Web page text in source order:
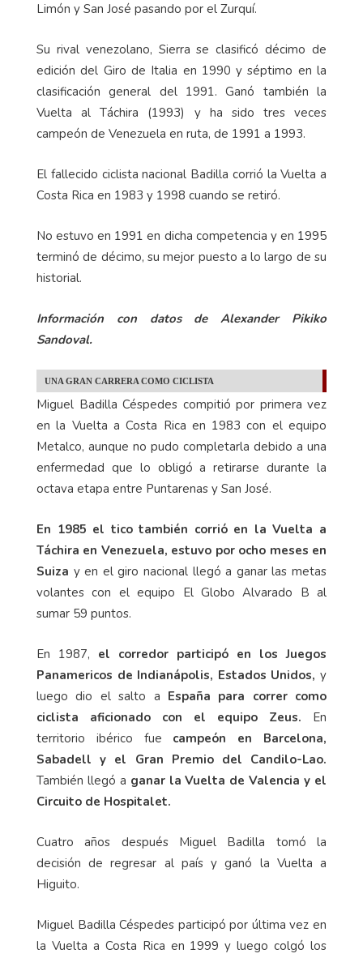
Limón y San José pasando por el Zurquí.
Su rival venezolano, Sierra se clasificó décimo de
edición del Giro de Italia en 1990 y séptimo en la
clasificación general del 1991. Ganó también la
Vuelta al Táchira (1993) y ha sido tres veces
campeón de Venezuela en ruta, de 1991 a 1993.
El fallecido ciclista nacional Badilla corrió la Vuelta a
Costa Rica en 1983 y 1998 cuando se retiró.
No estuvo en 1991 en dicha competencia y en 1995
terminó de décimo, su mejor puesto a lo largo de su
historial.
Información con datos de Alexander Pikiko
Sandoval.
UNA GRAN CARRERA COMO CICLISTA
Miguel Badilla Céspedes compitió por primera vez
en la Vuelta a Costa Rica en 1983 con el equipo
Metalco, aunque no pudo completarla debido a una
enfermedad que lo obligó a retirarse durante la
octava etapa entre Puntarenas y San José.
En 1985 el tico también corrió en la Vuelta a
Táchira en Venezuela, estuvo por ocho meses en
Suiza y en el giro nacional llegó a ganar las metas
volantes con el equipo El Globo Alvarado B al
sumar 59 puntos.
En 1987, el corredor participó en los Juegos
Panamericos de Indianápolis, Estados Unidos, y
luego dio el salto a España para correr como
ciclista aficionado con el equipo Zeus. En
territorio ibérico fue campeón en Barcelona,
Sabadell y el Gran Premio del Candilo-Lao.
También llegó a ganar la Vuelta de Valencia y el
Circuito de Hospitalet.
Cuatro años después Miguel Badilla tomó la
decisión de regresar al país y ganó la Vuelta a
Higuito.
Miguel Badilla Céspedes participó por última vez en
la Vuelta a Costa Rica en 1999 y luego colgó los